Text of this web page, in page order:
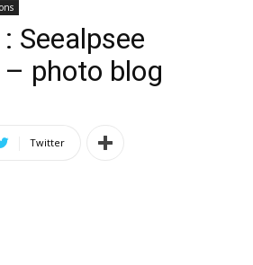
Seealpsee
photo blog
Twitter